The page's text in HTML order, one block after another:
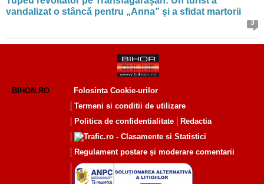
vandalizat o stâncă pentru „Anna” și a sfidat martorii
3
BIHON.RO
Folosinta Cookie-urilor
Termeni si conditii de utilizare
Politica de confidentialitate
Redactia
Regulament postare și moderare comentarii